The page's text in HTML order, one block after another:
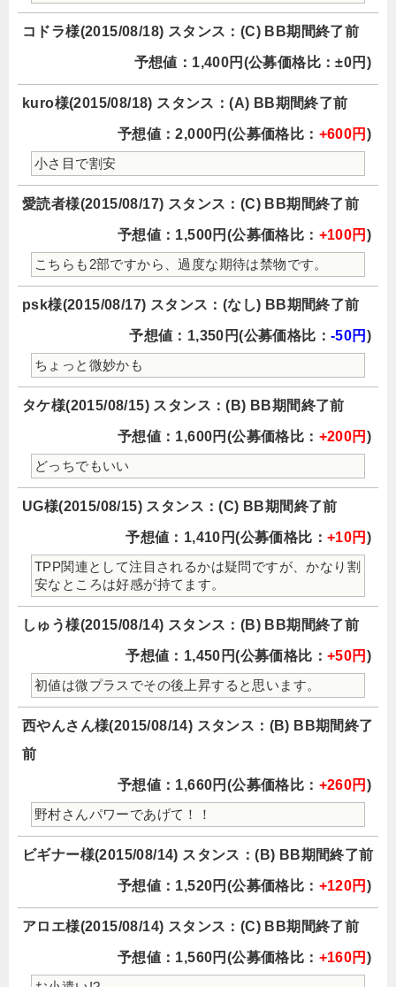
コドラ様(2015/08/18) スタンス：(C) BB期間終了前
予想値：1,400円(公募価格比：±0円)
kuro様(2015/08/18) スタンス：(A) BB期間終了前
予想値：2,000円(公募価格比： +600円 )
小さ目で割安
愛読者様(2015/08/17) スタンス：(C) BB期間終了前
予想値：1,500円(公募価格比： +100円 )
こちらも2部ですから、過度な期待は禁物です。
psk様(2015/08/17) スタンス：(なし) BB期間終了前
予想値：1,350円(公募価格比： -50円 )
ちょっと微妙かも
タケ様(2015/08/15) スタンス：(B) BB期間終了前
予想値：1,600円(公募価格比： +200円 )
どっちでもいい
UG様(2015/08/15) スタンス：(C) BB期間終了前
予想値：1,410円(公募価格比： +10円 )
TPP関連として注目されるかは疑問ですが、かなり割
安なところは好感が持てます。
しゅう様(2015/08/14) スタンス：(B) BB期間終了前
予想値：1,450円(公募価格比： +50円 )
初値は微プラスでその後上昇すると思います。
西やんさん様(2015/08/14) スタンス：(B) BB期間終了
前
予想値：1,660円(公募価格比： +260円 )
野村さんパワーであげて！！
ビギナー様(2015/08/14) スタンス：(B) BB期間終了前
予想値：1,520円(公募価格比： +120円 )
アロエ様(2015/08/14) スタンス：(C) BB期間終了前
予想値：1,560円(公募価格比： +160円 )